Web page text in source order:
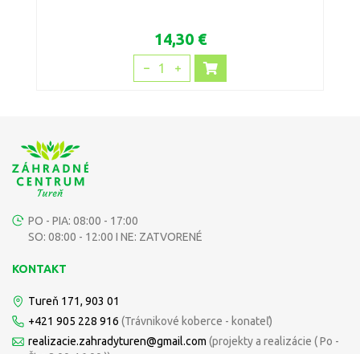
14,30 €
1
PO - PIA: 08:00 - 17:00
SO: 08:00 - 12:00 I NE: ZATVORENÉ
KONTAKT
Tureň 171, 903 01
+421 905 228 916 (Trávnikové koberce - konateľ)
realizacie.zahradyturen@gmail.com (projekty a realizácie ( Po -